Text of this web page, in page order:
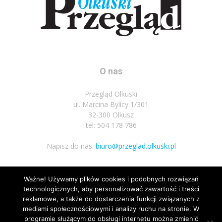
O nas
Przegląd Olkuski
ul. Marcina Bylicy 1/301
32-300 Olkusz
tel: 504 178 786
Napisz do nas: biuro@przeglad.olkuski.pl
Podążaj za nami
Ważne! Używamy plików cookies i podobnych rozwiązań
technologicznych, aby personalizować zawartość i treści
reklamowe, a także do dostarczenia funkcji związanych z
mediami społecznościowymi i analizy ruchu na stronie. W
programie służącym do obsługi internetu można zmienić